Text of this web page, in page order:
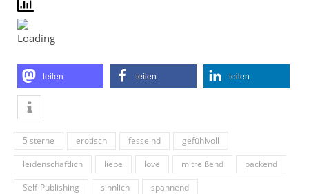
teilen teilen teilen
5 sterne erotisch fesselnd
gefühlvoll
leidenschaftlich
liebe love mitreißend
packend
Self-Publishing
sinnlich spannend